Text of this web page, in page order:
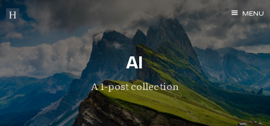
Archives
Programming
Networking
Hacking
MENU
AI
A 1-post collection